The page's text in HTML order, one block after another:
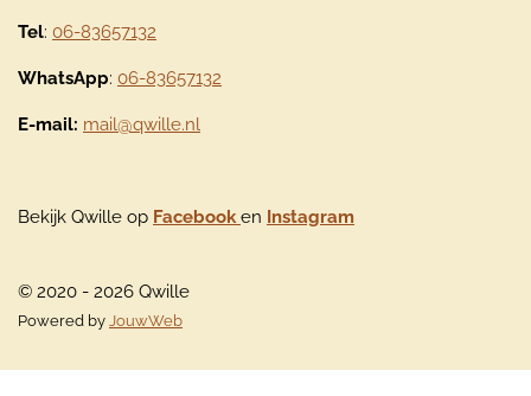
Tel: 06-83657132
WhatsApp: 06-83657132
E-mail: mail@qwille.nl
Bekijk Qwille op Facebook en Instagram
© 2020 - 2026 Qwille
Powered by JouwWeb